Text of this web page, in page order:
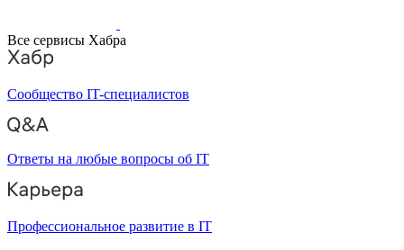
Все сервисы Хабра
Сообщество IT-специалистов
Ответы на любые вопросы об IT
Профессиональное развитие в IT